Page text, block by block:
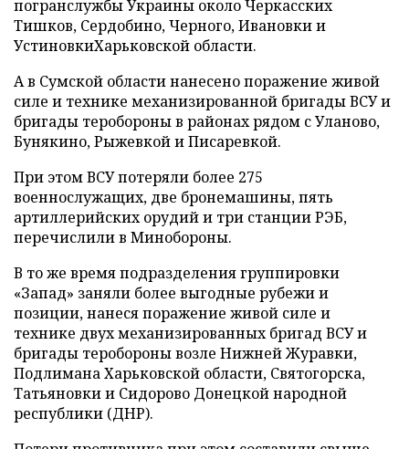
погранслужбы Украины около Черкасских
Тишков, Сердобино, Черного, Ивановки и
УстиновкиХарьковской области.
А в Сумской области нанесено поражение живой
силе и технике механизированной бригады ВСУ и
бригады теробороны в районах рядом с Уланово,
Бунякино, Рыжевкой и Писаревкой.
При этом ВСУ потеряли более 275
военнослужащих, две бронемашины, пять
артиллерийских орудий и три станции РЭБ,
перечислили в Минобороны.
В то же время подразделения группировки
«Запад» заняли более выгодные рубежи и
позиции, нанеся поражение живой силе и
технике двух механизированных бригад ВСУ и
бригады теробороны возле Нижней Журавки,
Подлимана Харьковской области, Святогорска,
Татьяновки и Сидорово Донецкой народной
республики (ДНР).